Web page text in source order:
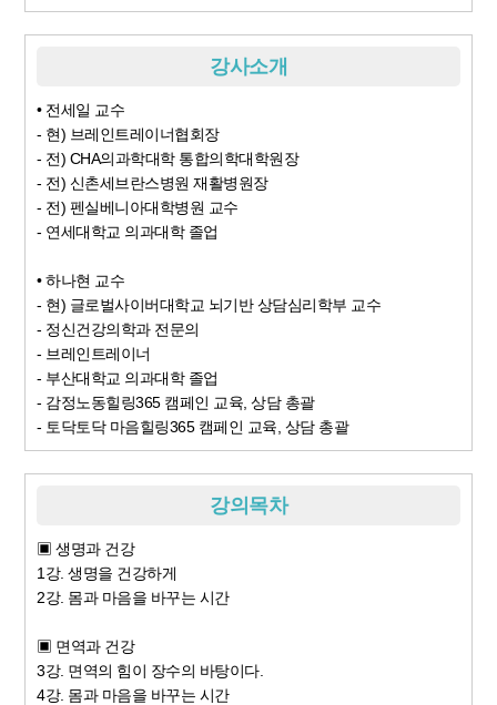
강사소개
• 전세일 교수
- 현) 브레인트레이너협회장
- 전) CHA의과학대학 통합의학대학원장
- 전) 신촌세브란스병원 재활병원장
- 전) 펜실베니아대학병원 교수
- 연세대학교 의과대학 졸업
• 하나현 교수
- 현) 글로벌사이버대학교 뇌기반 상담심리학부 교수
- 정신건강의학과 전문의
- 브레인트레이너
- 부산대학교 의과대학 졸업
- 감정노동힐링365 캠페인 교육, 상담 총괄
- 토닥토닥 마음힐링365 캠페인 교육, 상담 총괄
강의목차
▣ 생명과 건강
1강. 생명을 건강하게
2강. 몸과 마음을 바꾸는 시간
▣ 면역과 건강
3강. 면역의 힘이 장수의 바탕이다.
4강. 몸과 마음을 바꾸는 시간